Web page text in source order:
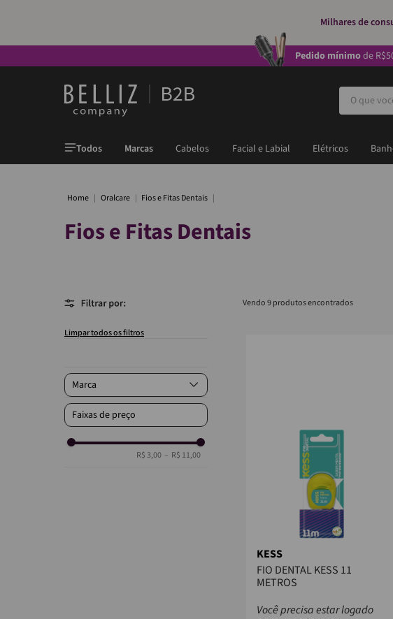
Milhares de
Pedido mínimode
O que você
Marcas
Todos Cabelos Facial e Labial Elétricos
Oralcare Fios e Fitas Dentais
Fios e Fitas Dentais
Marca
Kess
Faixas de preço
R$ 3,00 – R$ 11,00
9
KESS
FIO DENTAL KESS 11
METROS
Você precisa estar logado